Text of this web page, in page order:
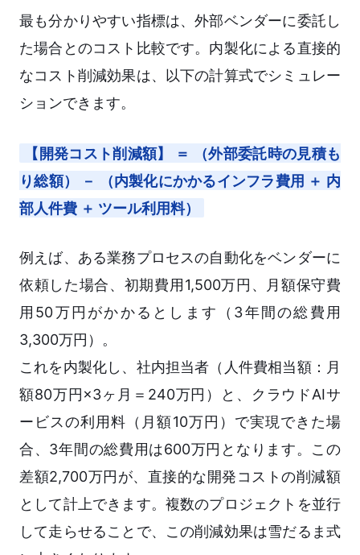
最も分かりやすい指標は、外部ベンダーに委託し
た場合とのコスト比較です。内製化による直接的
なコスト削減効果は、以下の計算式でシミュレー
ションできます。
【開発コスト削減額】 ＝ （外部委託時の見積も
り総額） － （内製化にかかるインフラ費用 ＋ 内
部人件費 ＋ ツール利用料）
例えば、ある業務プロセスの自動化をベンダーに
依頼した場合、初期費用1,500万円、月額保守費
用50万円がかかるとします（3年間の総費用
3,300万円）。
これを内製化し、社内担当者（人件費相当額：月
額80万円×3ヶ月＝240万円）と、クラウドAIサ
ービスの利用料（月額10万円）で実現できた場
合、3年間の総費用は600万円となります。この
差額2,700万円が、直接的な開発コストの削減額
として計上できます。複数のプロジェクトを並行
して走らせることで、この削減効果は雪だるま式